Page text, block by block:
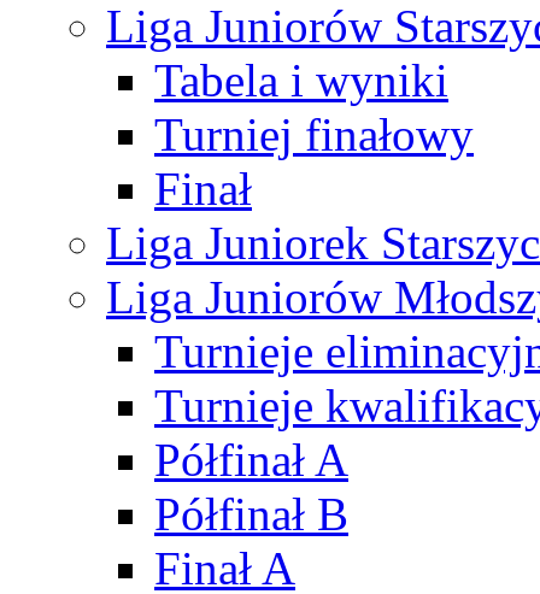
Liga Juniorów
Tabela i wyniki
Turniej finałowy
Finał
Liga Juniorek
Liga Juniorów
Turnieje
Turnieje
Półfinał A
Półfinał B
Finał A